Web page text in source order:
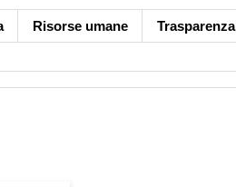
Risorse umane Trasparenza